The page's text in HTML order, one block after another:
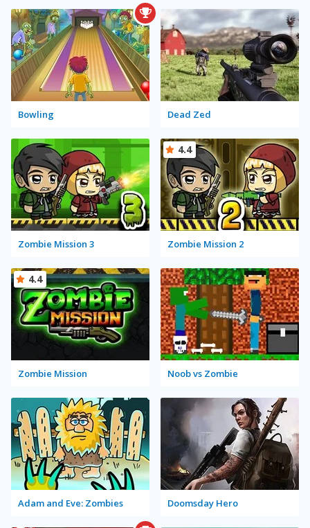
Bowling Dead Zed
Zombie Mission 3 Zombie Mission 2
4.4
Zombie Mission
4.4
Noob vs Zombie
Adam and Eve: Zombies Doomsday Hero